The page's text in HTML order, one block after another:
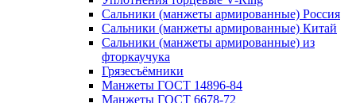
Сальники (манжеты армированные) Россия
Сальники (манжеты армированные) Китай
Сальники (манжеты армированные) из
фторкаучука
Грязесъёмники
Манжеты ГОСТ 14896-84
Манжеты ГОСТ 6678-72